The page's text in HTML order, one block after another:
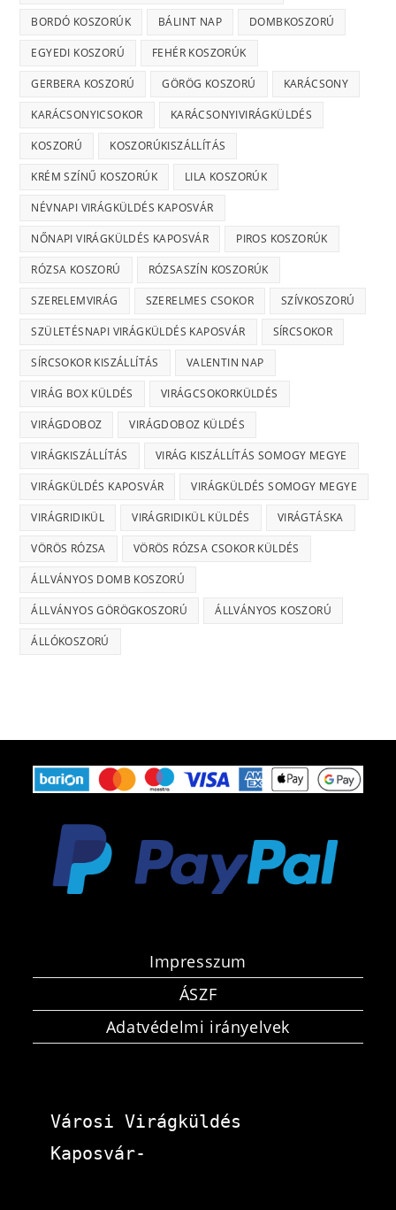
BORDÓ KOSZORÚK BÁLINT NAP DOMBKOSZORÚ
EGYEDI KOSZORÚ FEHÉR KOSZORÚK
GERBERA KOSZORÚ GÖRÖG KOSZORÚ KARÁCSONY
KARÁCSONYICSOKOR KARÁCSONYIVIRÁGKÜLDÉS
KOSZORÚ KOSZORÚKISZÁLLÍTÁS
KRÉM SZÍNŰ KOSZORÚK LILA KOSZORÚK
NÉVNAPI VIRÁGKÜLDÉS KAPOSVÁR
NŐNAPI VIRÁGKÜLDÉS KAPOSVÁR PIROS KOSZORÚK
RÓZSA KOSZORÚ RÓZSASZÍN KOSZORÚK
SZERELEMVIRÁG SZERELMES CSOKOR SZÍVKOSZORÚ
SZÜLETÉSNAPI VIRÁGKÜLDÉS KAPOSVÁR SÍRCSOKOR
SÍRCSOKOR KISZÁLLÍTÁS VALENTIN NAP
VIRÁG BOX KÜLDÉS VIRÁGCSOKORKÜLDÉS
VIRÁGDOBOZ VIRÁGDOBOZ KÜLDÉS
VIRÁGKISZÁLLÍTÁS VIRÁG KISZÁLLÍTÁS SOMOGY MEGYE
VIRÁGKÜLDÉS KAPOSVÁR VIRÁGKÜLDÉS SOMOGY MEGYE
VIRÁGRIDIKÜL VIRÁGRIDIKÜL KÜLDÉS VIRÁGTÁSKA
VÖRÖS RÓZSA VÖRÖS RÓZSA CSOKOR KÜLDÉS
ÁLLVÁNYOS DOMB KOSZORÚ
ÁLLVÁNYOS GÖRÖGKOSZORÚ ÁLLVÁNYOS KOSZORÚ
ÁLLÓKOSZORÚ
Impresszum
ÁSZF
Adatvédelmi irányelvek
Városi Virágküldés
Kaposvár-